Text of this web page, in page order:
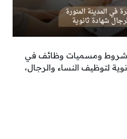
وشروط ومسميات وظائف في
لتوظيف النساء والرجال،